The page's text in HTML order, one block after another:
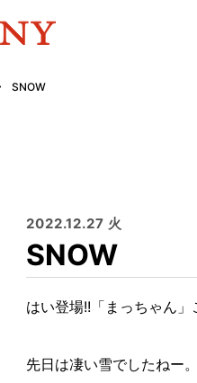
SNOW
2022.12.27 火
SNOW
はい登場!!「まっちゃん」
先日は凄い雪でしたねー。